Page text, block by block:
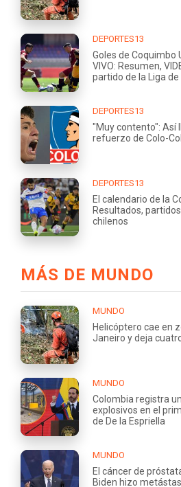
DEPORTES13
Goles de Coquimbo
VIVO: Resumen,
partido de la Liga
DEPORTES13
"Muy contento": Así
refuerzo de Colo-
DEPORTES13
El calendario de la
Resultados,
chilenos
MÁS DE MUNDO
MUNDO
Helicóptero cae en
Janeiro y deja
MUNDO
Colombia registra
explosivos en el
de De la Espriella
MUNDO
El cáncer de
Biden hizo